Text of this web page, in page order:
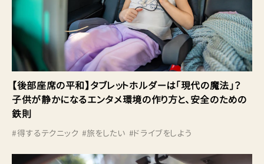
【後部座席の平和】タブレットホルダーは「現代の魔法」？
子供が静かになるエンタメ環境の作り方と、安全のための
鉄則
#得するテクニック #旅をしたい #ドライブをしよう